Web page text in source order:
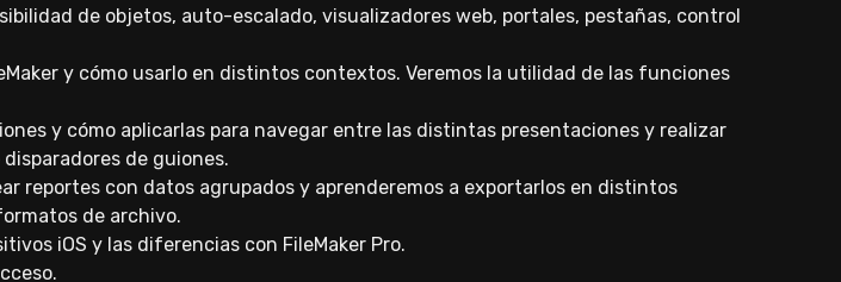
de objetos, auto-escalado, visualizadores web, portales, pestañas, control
y cómo usarlo en distintos contextos. Veremos la utilidad de las funciones
y cómo aplicarlas para navegar entre las distintas presentaciones y realizar
de guiones.
reportes con datos agrupados y aprenderemos a exportarlos en distintos
de archivo.
iOS y las diferencias con FileMaker Pro.